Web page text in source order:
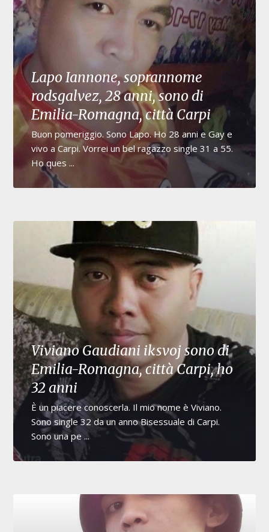
Lapo Iannone, soprannome
rodsgalvez, 28 anni, sono di
Emilia-Romagna, città Carpi
Buon pomeriggio. Sono Lapo. Ho 28 anni e Gay e
vivo a Carpi. Vorrei un bel ragazzo single 31 a 55.
Ho ques ...
Viviano Gaudiani iksvoj sono di
Emilia-Romagna, città Carpi, ho
32 anni
È un piacere conoscerla. Il mio nome è Viviano.
Sono single 32 da un anno Bisessuale di Carpi.
Sono una pe ...